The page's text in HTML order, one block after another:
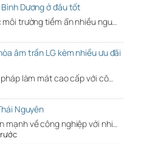
Dương ở đâu tốt
trường tiềm ẩn nhiều ngu…
âm trần LG kèm nhiều ưu đãi
làm mát cao cấp với cô…
Nguyên
mạnh về công nghiệp với nhi…